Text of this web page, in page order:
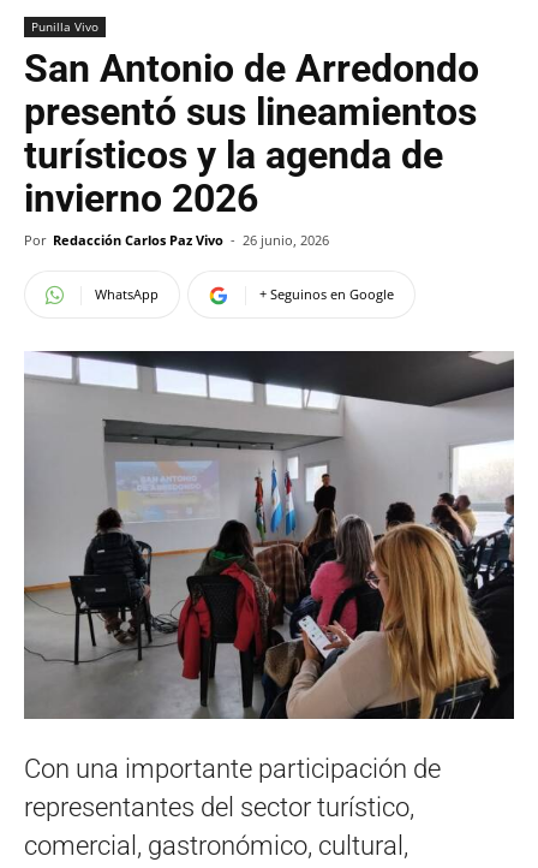
Punilla Vivo
San Antonio de Arredondo
presentó sus lineamientos
turísticos y la agenda de
invierno 2026
Por Redacción Carlos Paz Vivo - 26 junio, 2026
WhatsApp + Seguinos en Google
Con una importante participación de
representantes del sector turístico,
comercial, gastronómico, cultural,